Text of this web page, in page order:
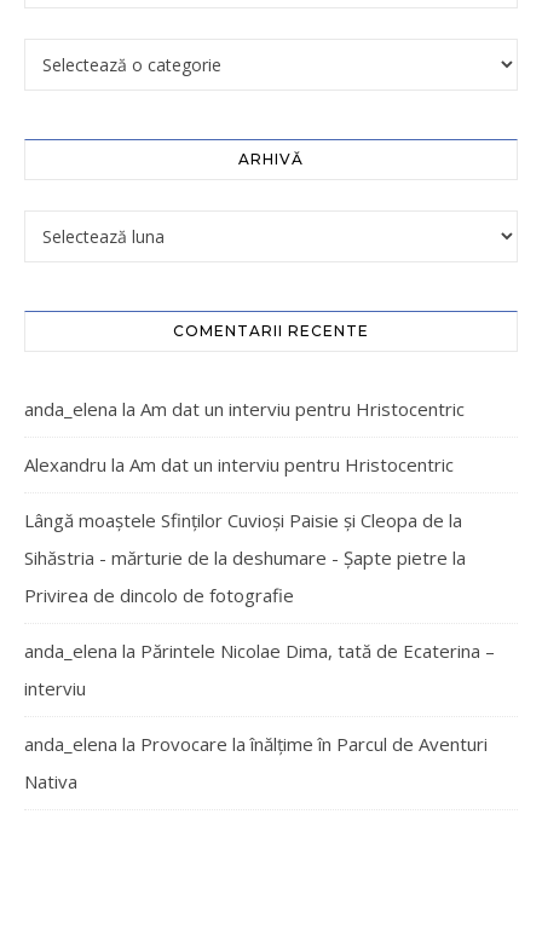
ARHIVĂ
COMENTARII RECENTE
anda_elena la Am dat un interviu pentru Hristocentric
Alexandru la Am dat un interviu pentru Hristocentric
Lângă moaștele Sfinților Cuvioși Paisie și Cleopa de la
Sihăstria - mărturie de la deshumare - Şapte pietre la
Privirea de dincolo de fotografie
anda_elena la Părintele Nicolae Dima, tată de Ecaterina –
interviu
anda_elena la Provocare la înălțime în Parcul de Aventuri
Nativa